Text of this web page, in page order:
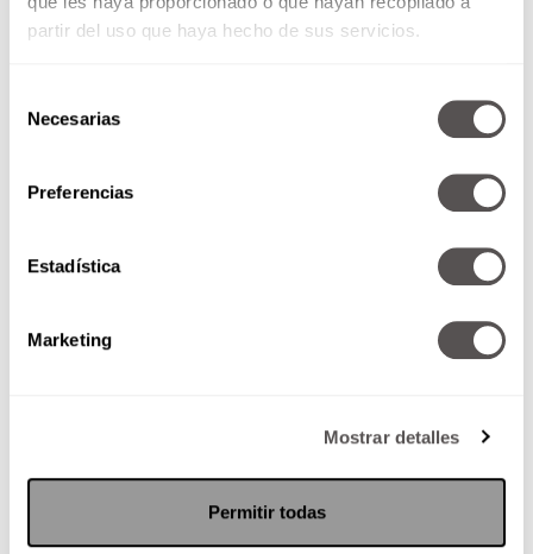
partir del uso que haya hecho de sus servicios.
Necesarias
Preferencias
Estadística
Marketing
Mostrar detalles
Permitir todas